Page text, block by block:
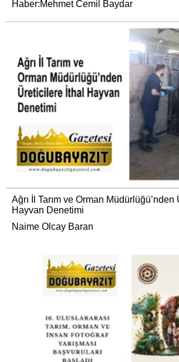
Haber:Mehmet Cemil Baydar
Ağrı İl Tarım ve Orman Müdürlüğü’nden
Hayvan Denetimi
Naime Olcay Baran